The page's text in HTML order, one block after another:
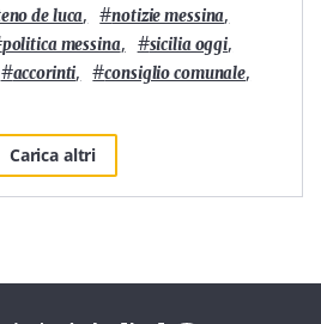
de luca, #notizie messina,
politica messina, #sicilia oggi,
#accorinti, #consiglio comunale,
Carica altri